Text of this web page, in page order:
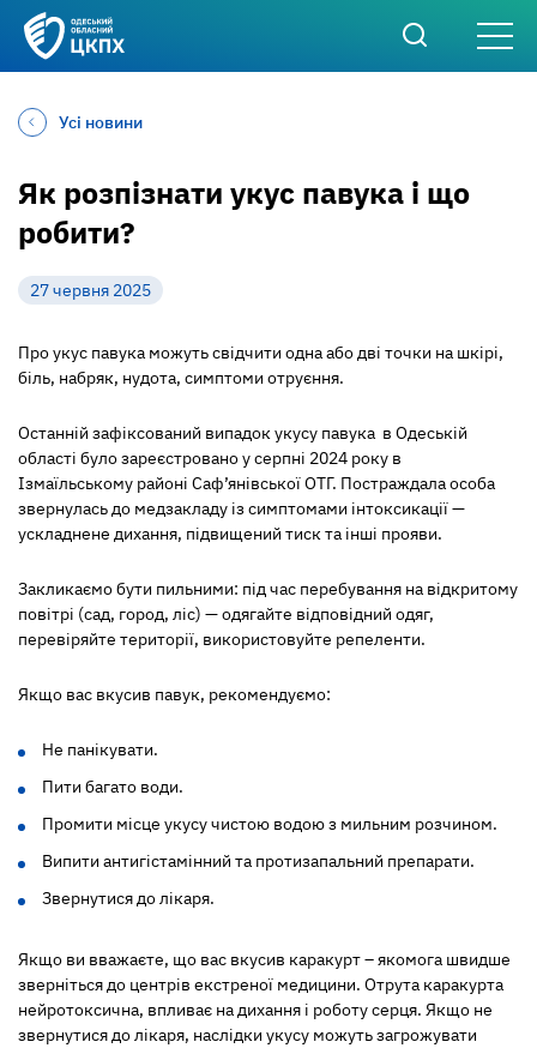
Усі новини
Як розпізнати укус павука і що
робити?
27 червня 2025
Про укус павука можуть свідчити одна або дві точки на шкірі,
біль, набряк, нудота, симптоми отруєння.
Останній зафіксований випадок укусу павука в Одеській
області було зареєстровано у серпні 2024 року в
Ізмаїльському районі Саф’янівської ОТГ. Постраждала особа
звернулась до медзакладу із симптомами інтоксикації —
ускладнене дихання, підвищений тиск та інші прояви.
Закликаємо бути пильними: під час перебування на відкритому
повітрі (сад, город, ліс) — одягайте відповідний одяг,
перевіряйте території, використовуйте репеленти.
Якщо вас вкусив павук, рекомендуємо:
Не панікувати.
Пити багато води.
Промити місце укусу чистою водою з мильним розчином.
Випити антигістамінний та протизапальний препарати.
Звернутися до лікаря.
Якщо ви вважаєте, що вас вкусив каракурт – якомога швидше
зверніться до центрів екстреної медицини. Отрута каракурта
нейротоксична, впливає на дихання і роботу серця. Якщо не
звернутися до лікаря, наслідки укусу можуть загрожувати